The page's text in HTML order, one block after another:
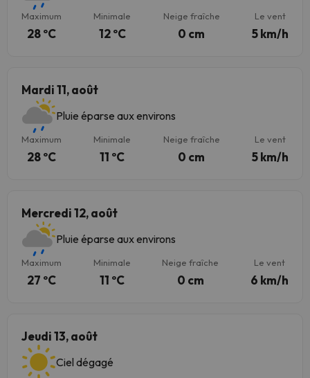
Maximum
28 ºC
Minimale
12 ºC
Neige fraîche
0 cm
Le vent
5 km/h
Mardi 11, août
Pluie éparse aux environs
Maximum
28 ºC
Minimale
11 ºC
Neige fraîche
0 cm
Le vent
5 km/h
Mercredi 12, août
Pluie éparse aux environs
Maximum
27 ºC
Minimale
11 ºC
Neige fraîche
0 cm
Le vent
6 km/h
Jeudi 13, août
Ciel dégagé